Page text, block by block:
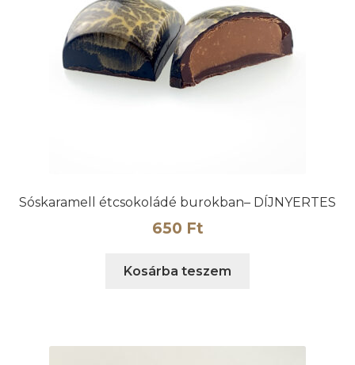
Sóskaramell étcsokoládé burokban– DÍJNYERTES
650 Ft
Kosárba teszem